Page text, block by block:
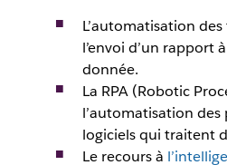
L’automatisation
l’envoi d’un rapport
donnée.
La RPA (Robotic
l’automatisation des
logiciels qui traitent
Le recours à